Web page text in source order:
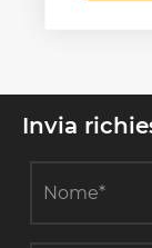
Invia